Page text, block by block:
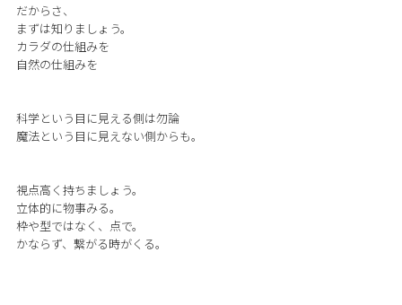
だからさ、
まずは知りましょう。
カラダの仕組みを
自然の仕組みを
科学という目に見える側は勿論
魔法という目に見えない側からも。
視点高く持ちましょう。
立体的に物事みる。
枠や型ではなく、点で。
かならず、繋がる時がくる。